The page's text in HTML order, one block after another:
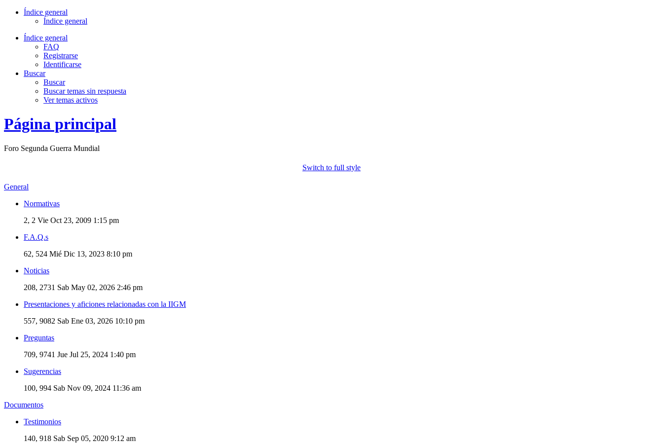
Índice general
Índice general
Índice general
FAQ
Registrarse
Identificarse
Buscar
Buscar
Buscar temas sin respuesta
Ver temas activos
Página principal
Foro Segunda Guerra Mundial
Switch to full style
General
Normativas
2, 2 Vie Oct 23, 2009 1:15 pm
F.A.Q.s
62, 524 Mié Dic 13, 2023 8:10 pm
Noticias
208, 2731 Sab May 02, 2026 2:46 pm
Presentaciones y aficiones relacionadas con la IIGM
557, 9082 Sab Ene 03, 2026 10:10 pm
Preguntas
709, 9741 Jue Jul 25, 2024 1:40 pm
Sugerencias
100, 994 Sab Nov 09, 2024 11:36 am
Documentos
Testimonios
140, 918 Sab Sep 05, 2020 9:12 am